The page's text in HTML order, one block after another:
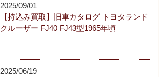
2025/09/01
【持込み買取】旧車カタログ トヨタランド
クルーザー FJ40 FJ43型1965年頃
2025/06/19